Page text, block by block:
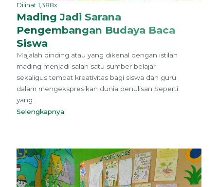
Dilihat 1,388x
Mading Jadi Sarana
Pengembangan Budaya Baca
Siswa
Majalah dinding atau yang dikenal dengan istilah
mading menjadi salah satu sumber belajar
sekaligus tempat kreativitas bagi siswa dan guru
dalam mengekspresikan dunia penulisan Seperti
yang...
Selengkapnya